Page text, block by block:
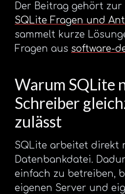
Der Beitrag gehört zur
SQLite Fragen und
sammelt kurze
Fragen aus software-
Warum SQLite
Schreiber
zulässt
SQLite arbeitet direkt
Datenbankdatei.
einfach zu betreiben,
eigenen Server und